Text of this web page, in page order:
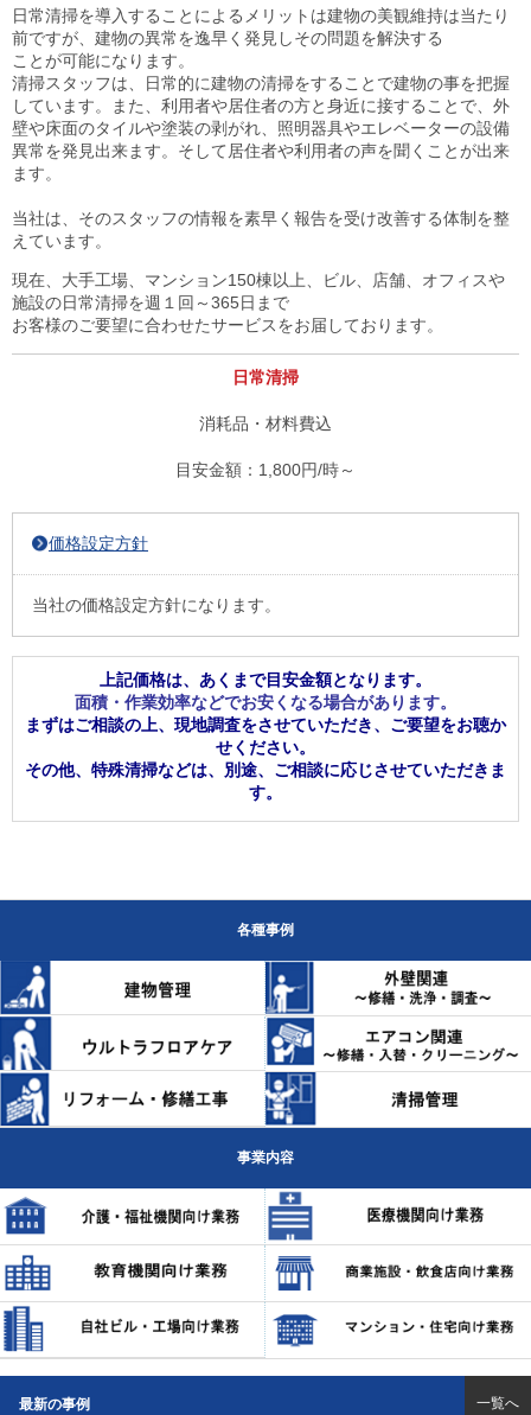
日常清掃を導入することによるメリットは建物の美観維持は当たり
前ですが、建物の異常を逸早く発見しその問題を解決する
ことが可能になります。
清掃スタッフは、日常的に建物の清掃をすることで建物の事を把握
しています。また、利用者や居住者の方と身近に接することで、外
壁や床面のタイルや塗装の剥がれ、照明器具やエレベーターの設備
異常を発見出来ます。そして居住者や利用者の声を聞くことが出来
ます。
当社は、そのスタッフの情報を素早く報告を受け改善する体制を整
えています。
現在、大手工場、マンション150棟以上、ビル、店舗、オフィスや
施設の日常清掃を週１回～365日まで
お客様のご要望に合わせたサービスをお届しております。
日常清掃
消耗品・材料費込
1,800円/時～
価格設定方針
当社の価格設定方針になります。
上記価格は、あくまで目安金額となります。
面積・作業効率などでお安くなる場合があります。
まずはご相談の上、現地調査をさせていただき、ご要望をお聴か
せください。
その他、特殊清掃などは、別途、ご相談に応じさせていただきま
す。
各種事例
事業内容
最新の事例 一覧へ